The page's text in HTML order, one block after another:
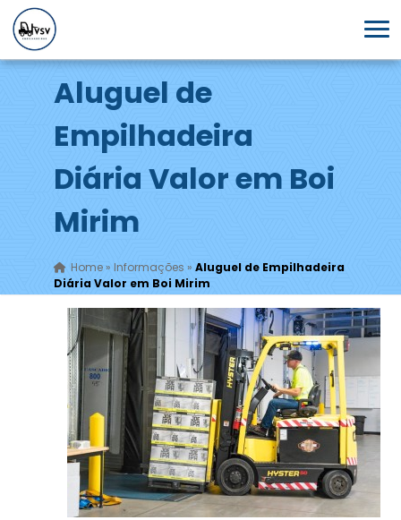
Aluguel de
Empilhadeira
Diária Valor em Boi
Mirim
Home» Informações » Aluguel de Empilhadeira
Diária Valor em Boi Mirim